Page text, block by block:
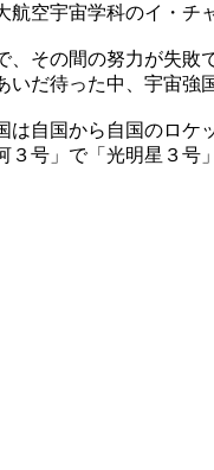
航空宇宙学科のイ・チ
、その間の努力が失
いだ待った中、宇宙強
は自国から自国のロ
３号」で「光明星３号